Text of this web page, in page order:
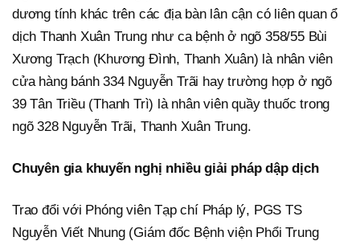
dương tính khác trên các địa bàn lân cận có liên quan ổ
dịch Thanh Xuân Trung như ca bệnh ở ngõ 358/55 Bùi
Xương Trạch (Khương Đình, Thanh Xuân) là nhân viên
cửa hàng bánh 334 Nguyễn Trãi hay trường hợp ở ngõ
39 Tân Triều (Thanh Trì) là nhân viên quầy thuốc trong
ngõ 328 Nguyễn Trãi, Thanh Xuân Trung.
Chuyên gia khuyến nghị nhiều giải pháp dập dịch
Trao đổi với Phóng viên Tạp chí Pháp lý, PGS TS
Nguyễn Viết Nhung (Giám đốc Bệnh viện Phổi Trung